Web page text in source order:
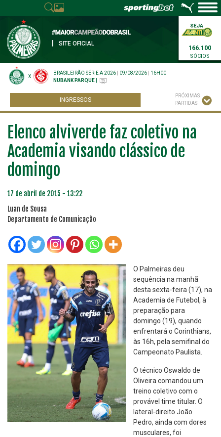
SITE OFICIAL
166.100
SÓCIOS
X
BRASILEIRÃO SÉRIE A 2026 09/08/2026
16H00
NUBANK PARQUE
INGRESSOS
PRÓXIMAS
PARTIDAS
Elenco alviverde faz coletivo na
Academia visando clássico de
domingo
17 de abril de 2015 - 13:22
Luan de Sousa
Departamento de Comunicação
O Palmeiras deu
sequência na manhã
desta sexta-feira (17), na
Academia de Futebol, à
preparação para
domingo (19), quando
enfrentará o Corinthians,
às 16h, pela semifinal do
Campeonato Paulista.
O técnico Oswaldo de
Oliveira comandou um
treino coletivo com o
provável time titular. O
lateral-direito João
Pedro, ainda com dores
musculares, foi